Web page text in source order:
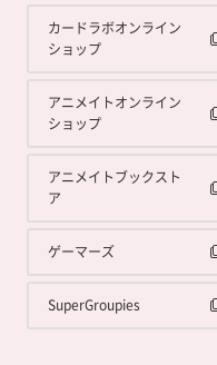
カードラボオンライン
ショップ
アニメイトオンライン
ショップ
アニメイトブックスト
ア
ゲーマーズ
SuperGroupies